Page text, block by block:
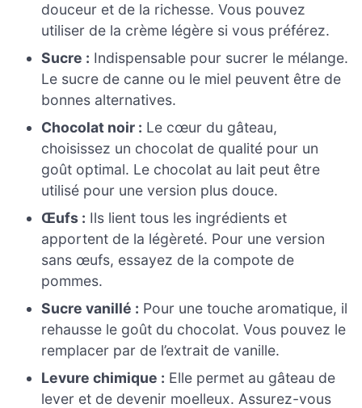
douceur et de la richesse. Vous pouvez
utiliser de la crème légère si vous préférez.
Sucre : Indispensable pour sucrer le mélange.
Le sucre de canne ou le miel peuvent être de
bonnes alternatives.
Chocolat noir : Le cœur du gâteau,
choisissez un chocolat de qualité pour un
goût optimal. Le chocolat au lait peut être
utilisé pour une version plus douce.
Œufs : Ils lient tous les ingrédients et
apportent de la légèreté. Pour une version
sans œufs, essayez de la compote de
pommes.
Sucre vanillé : Pour une touche aromatique, il
rehausse le goût du chocolat. Vous pouvez le
remplacer par de l’extrait de vanille.
Levure chimique : Elle permet au gâteau de
lever et de devenir moelleux. Assurez-vous